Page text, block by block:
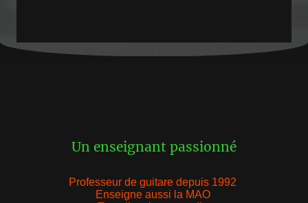
Un enseignant passionné
Professeur de guitare depuis 1992
Enseigne aussi la MAO